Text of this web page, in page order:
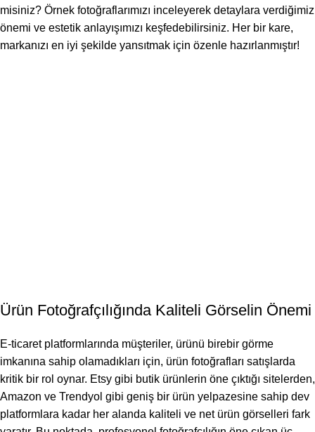
misiniz? Örnek fotoğraflarımızı inceleyerek detaylara verdiğimiz
önemi ve estetik anlayışımızı keşfedebilirsiniz. Her bir kare,
markanızı en iyi şekilde yansıtmak için özenle hazırlanmıştır!
Ürün Fotoğrafçılığında Kaliteli Görselin Önemi
E-ticaret platformlarında müşteriler, ürünü birebir görme
imkanına sahip olamadıkları için, ürün fotoğrafları satışlarda
kritik bir rol oynar. Etsy gibi butik ürünlerin öne çıktığı sitelerden,
Amazon ve Trendyol gibi geniş bir ürün yelpazesine sahip dev
platformlara kadar her alanda kaliteli ve net ürün görselleri fark